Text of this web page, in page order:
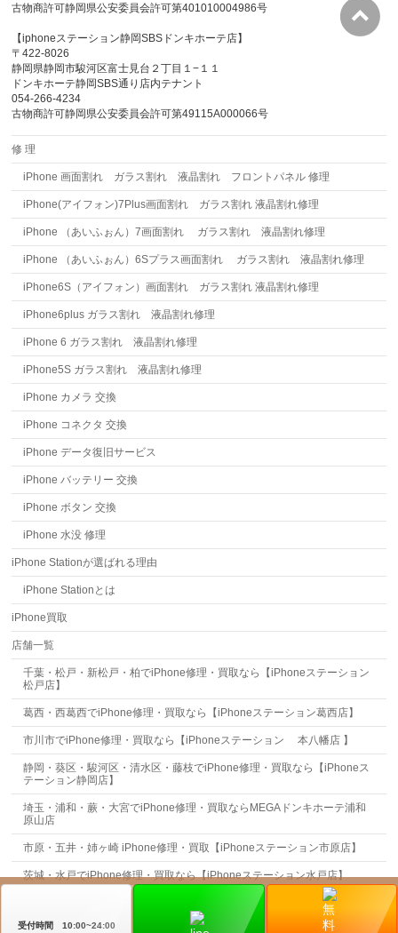
受付時間 10:00~24:00
古物商許可静岡県公安委員会許可第401010004986号
【iphoneステーション静岡SBSドンキホーテ店】
〒422-8026
静岡県静岡市駿河区富士見台２丁目１−１１
ドンキホーテ静岡SBS通り店内テナント
054-266-4234
古物商許可静岡県公安委員会許可第49115A000066号
修 理
iPhone 画面割れ ガラス割れ 液晶割れ フロントパネル 修理
iPhone(アイフォン)7Plus画面割れ ガラス割れ 液晶割れ修理
iPhone （あいふぉん）7画面割れ ガラス割れ 液晶割れ修理
iPhone （あいふぉん）6Sプラス画面割れ ガラス割れ 液晶割れ修理
iPhone6S（アイフォン）画面割れ ガラス割れ 液晶割れ修理
iPhone6plus ガラス割れ 液晶割れ修理
iPhone 6 ガラス割れ 液晶割れ修理
iPhone5S ガラス割れ 液晶割れ修理
iPhone カメラ 交換
iPhone コネクタ 交換
iPhone データ復旧サービス
iPhone バッテリー 交換
iPhone ボタン 交換
iPhone 水没 修理
iPhone Stationが選ばれる理由
iPhone Stationとは
iPhone買取
店舗一覧
千葉・松戸・新松戸・柏でiPhone修理・買取なら【iPhoneステーション
松戸店】
葛西・西葛西でiPhone修理・買取なら【iPhoneステーション葛西店】
市川市でiPhone修理・買取なら【iPhoneステーション 本八幡店 】
静岡・葵区・駿河区・清水区・藤枝でiPhone修理・買取なら【iPhoneス
テーション静岡店】
埼玉・浦和・蕨・大宮でiPhone修理・買取ならMEGAドンキホーテ浦和
原山店
市原・五井・姉ヶ崎 iPhone修理・買取【iPhoneステーション市原店】
茨城・水戸でiPhone修理・買取なら【iPhoneステーション水戸店】